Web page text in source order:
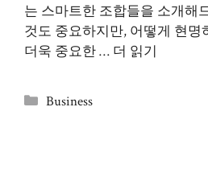
는 스마트한 조합들을 소개해
것도 중요하지만, 어떻게 현
더욱 중요한 … 더 읽기
카
Business